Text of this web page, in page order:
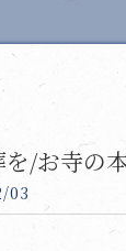
/お寺の
03